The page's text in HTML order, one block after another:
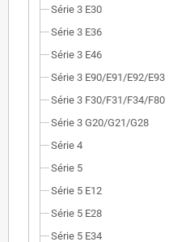
Série 3 E30
Série 3 E36
Série 3 E46
Série 3 E90/E91/E92/E93
Série 3 F30/F31/F34/F80
Série 3 G20/G21/G28
Série 4
Série 5
Série 5 E12
Série 5 E28
Série 5 E34